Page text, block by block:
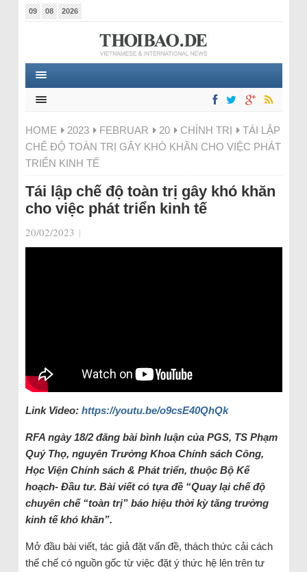
09 08 2026
HOME 2023 FEBRUAR 20 CHÍNH TRỊ
TÁI LẬP
CHẾ ĐỘ TOÀN TRỊ GÂY KHÓ KHĂN CHO VIỆC PHÁT
TRIỂN KINH TẾ
Tái lập chế độ toàn trị gây khó khăn
cho việc phát triển kinh tế
20/02/2023 |
Link Video: https://youtu.be/o9csE40QhQk
RFA ngày 18/2 đăng bài bình luận của PGS, TS Phạm
Quý Thọ, nguyên Trưởng Khoa Chính sách Công,
Học Viện Chính sách & Phát triển, thuộc Bộ Kế
hoạch- Đầu tư. Bài viết có tựa đề “Quay lại chế độ
chuyên chế “toàn trị” báo hiệu thời kỳ tăng trưởng
kinh tế khó khăn”.
Mở đầu bài viết, tác giả đặt vấn đề, thách thức cải cách
thể chế có nguồn gốc từ việc đặt ý thức hệ lên trên tư